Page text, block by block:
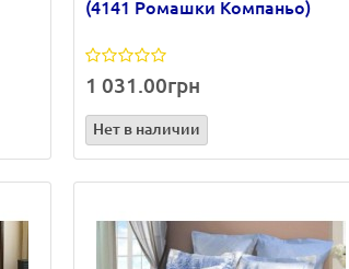
(4141 Ромашки Компаньо)
1 031.00грн
Нет в наличии